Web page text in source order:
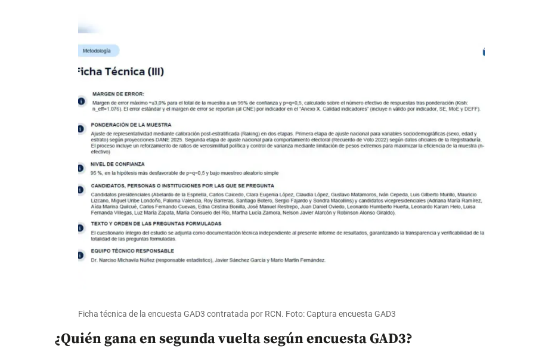
Ficha técnica de la encuesta GAD3 contratada por RCN. Foto: Captura encuesta GAD3
¿Quién gana en segunda vuelta según encuesta GAD3?